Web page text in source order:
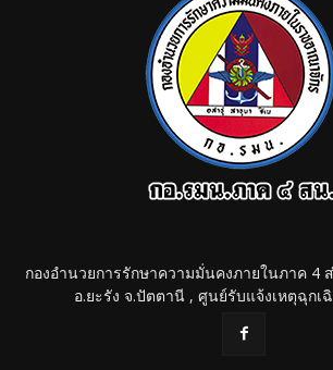
กองอำนวยการรักษาความมั่นคงภายในภาค 4
อ.ยะรัง จ.ปัตตานี , ศูนย์รับแจ้งเหตุฉุกเ